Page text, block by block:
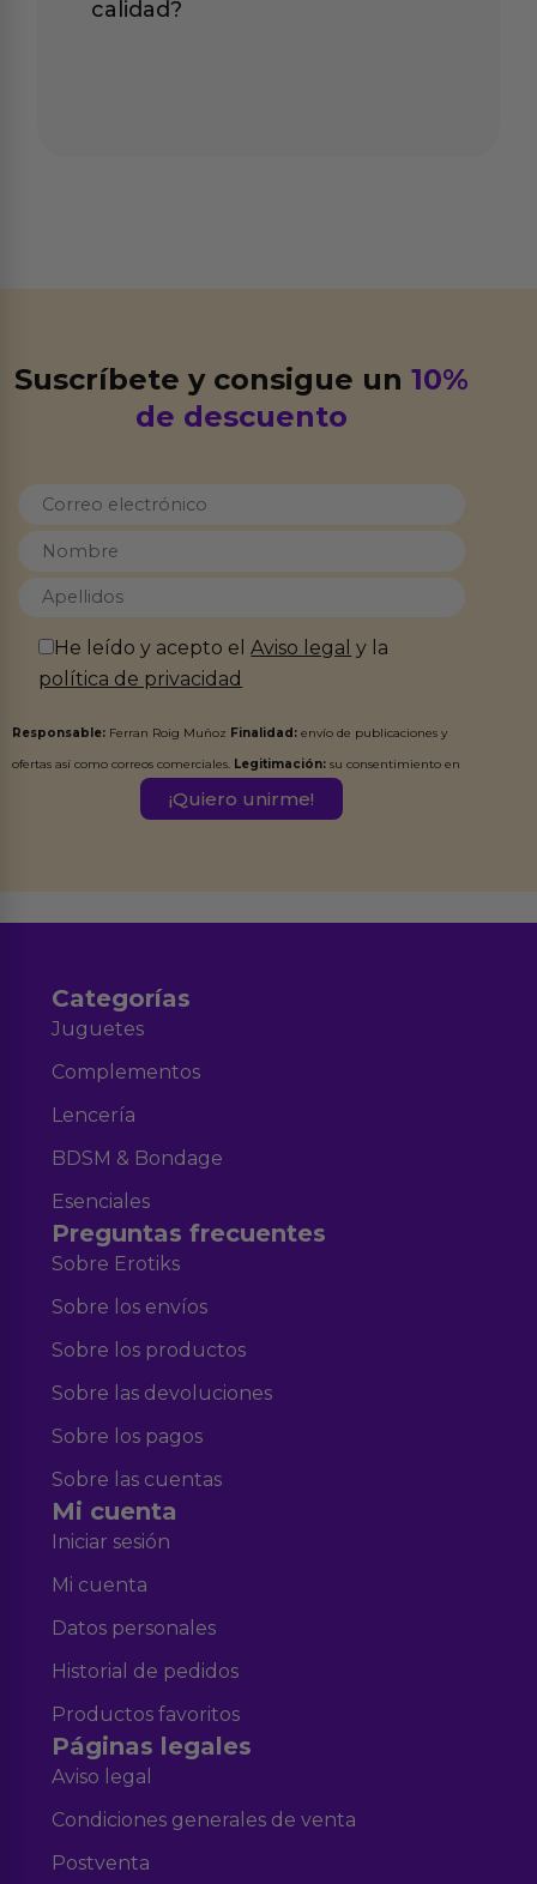
calidad?
Suscríbete y consigue un10%
de descuento
He leído y acepto elAviso legal y la
política de privacidad
Responsable: Ferran Roig Muñoz Finalidad: envío de publicaciones y
ofertas así como correos comerciales. Legitimación: su consentimiento en
Destinatarios:Ferran Roig Muñoz. Podrás ejercer tus
Categorías
Juguetes
Complementos
Lencería
BDSM & Bondage
Esenciales
Preguntas frecuentes
Sobre Erotiks
Sobre los envíos
Sobre los productos
Sobre las devoluciones
Sobre los pagos
Sobre las cuentas
Mi cuenta
Iniciar sesión
Mi cuenta
Datos personales
Historial de pedidos
Productos favoritos
Páginas legales
Aviso legal
Condiciones generales de venta
Postventa